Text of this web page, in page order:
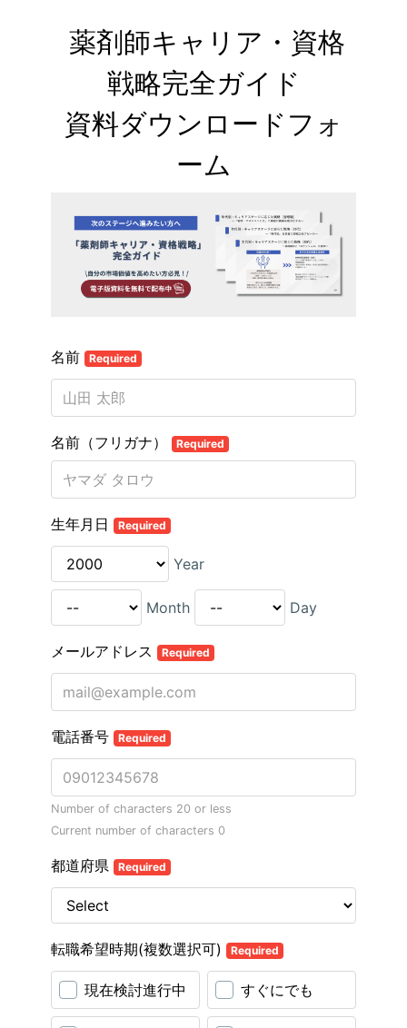
戦略完全ガイド
資料ダウンロードフォ
ーム
名前 Required
名前（フリガナ） Required
生年月日 Required
Year
Month Day
メールアドレス Required
電話番号 Required
Number of characters 20 or less
Current number of characters 0
都道府県 Required
転職希望時期(複数選択可) Required
現在検討進行中 すぐにでも